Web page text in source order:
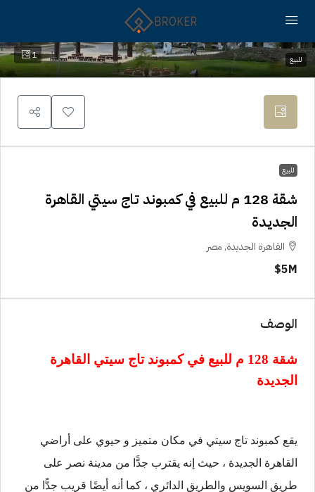
1 للبيع
للبيع
شقة 128 م للبيع في كمبوند تاج سيتي القاهرة
الجديدة
القاهرة الجديدة, مصر
5M$
الوصف
شقة 128 م للبيع في
كمبوند تاج سيتي القاهرة
الجديدة
يقع كمبوند تاج سيتي في مكان متميز و حيوي على أراضي
القاهرة الجديدة ، حيث إنه يقترب جدًّا من مدينة نصر على
طريق السويس والطريق الدائري ، كما أنه أيضًا قريب جدًّا من